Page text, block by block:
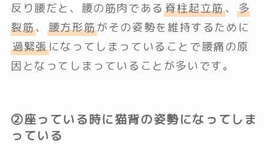
反り腰だと、腰の筋肉である 脊柱起立筋、 多
裂筋、 腰方形筋がその姿勢を維持するために
過緊張になってしまっていることで腰痛の原
因となってしまっていることが多いです。
②座っている時に猫背の姿勢になってしま
っている